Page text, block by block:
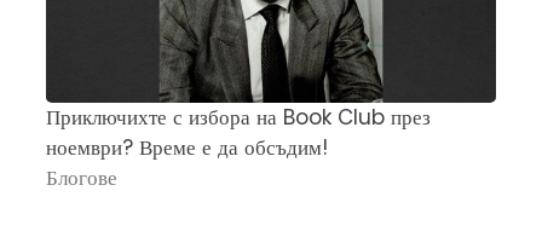
Приключихте с избора на Book Club през
ноември? Време е да обсъдим!
Блогове